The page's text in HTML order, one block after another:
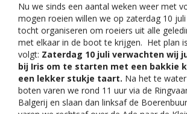
Nu we sinds een aantal weken weer met
mogen roeien willen we op zaterdag 10
tocht organiseren om roeiers uit alle
met elkaar in de boot te krijgen. Het plan
volgt: Zaterdag 10 juli verwachten wij
bij Iris om te starten met een bakkie
een lekker stukje taart. Na het te
boten varen we rond 11 uur via de
Balgerij en slaan dan linksaf de